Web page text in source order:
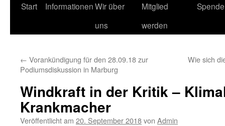
Start InformationenWir über
uns
Mitglied
werden
← Vorankündigung für den 28.09.18 zur
Podiumsdiskussion in Marburg
Wie sich
Windkraft in der Kritik –
Krankmacher
Veröffentlicht am 20. September 2018von Admin